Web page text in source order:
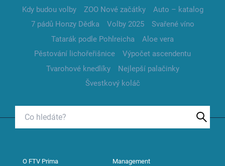
Kdy budou volby
ZOO Nové začátky
Auto – katalog
7 pádů Honzy Dědka
Volby 2025
Svařené víno
Tatarák podle Pohlreicha
Aloe vera
Pěstování lichořeřišnice
Výpočet ascendentu
Tvarohové knedlíky
Nejlepší palačinky
Švestkový koláč
O FTV Prima Management